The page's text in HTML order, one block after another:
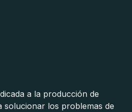
a la producción de
solucionar los problemas de